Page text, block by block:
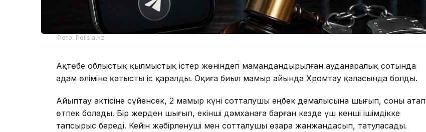
Фото: Polisia.kz
Ақтөбе облыстық қылмыстық істер жөніндегі мамандандырылған ауданаралық сотында
адам өліміне қатысты іс қаралды. Оқиға биыл мамыр айында Хромтау қаласында болды.
Айыптау актісіне сүйенсек, 2 мамыр күні сотталушы еңбек демалысына шығып, соны атап
өтпек болады. Бір жерден шығып, екінші дәмханаға барған кезде үш кенші ішімдікке
тапсырыс береді. Кейін жәбірленуші мен сотталушы өзара жанжандасып, татуласады.